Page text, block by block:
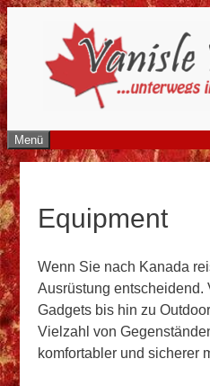
Zum
Inhalt
springen
Menü
Equipment
Wenn Sie nach Kanada
Ausrüstung entscheidend.
Gadgets bis hin zu
Vielzahl von
komfortabler und sicherer